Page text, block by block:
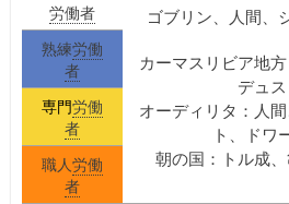
労働者
ゴブリン、人間、
カーマスリビア地
デュス
オーディリタ：人
ト、ドワ
朝の国：トル成
熟練労働
者
専門労働
者
職人労働
者